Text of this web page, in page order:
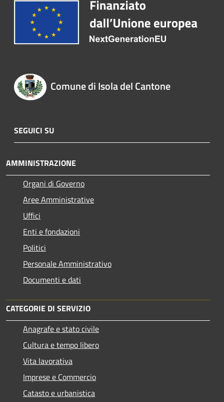
Comune di Isola del Cantone
SEGUICI SU
AMMINISTRAZIONE
Organi di Governo
Aree Amministrative
Uffici
Enti e fondazioni
Politici
Personale Amministrativo
Documenti e dati
CATEGORIE DI SERVIZIO
Anagrafe e stato civile
Cultura e tempo libero
Vita lavorativa
Imprese e Commercio
Catasto e urbanistica